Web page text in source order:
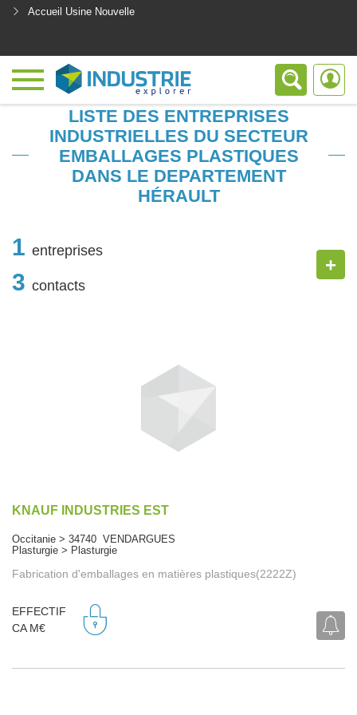
Accueil Usine Nouvelle
LISTE DES ENTREPRISES
INDUSTRIELLES DU SECTEUR
EMBALLAGES PLASTIQUES
DANS LE DEPARTEMENT
HÉRAULT
1 entreprises
3 contacts
+
KNAUF INDUSTRIES EST
Occitanie > 34740 VENDARGUES
Plasturgie > Plasturgie
Fabrication d'emballages en matières plastiques(2222Z)
EFFECTIF
CA M€